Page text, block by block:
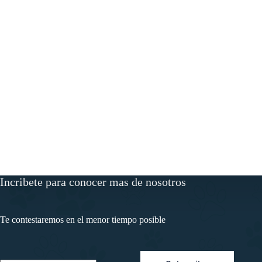
Incribete para conocer mas de nosotros
Te contestaremos en el menor tiempo posible